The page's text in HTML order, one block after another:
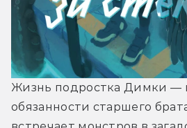
Жизнь подростка Димки —
обязанности старшего